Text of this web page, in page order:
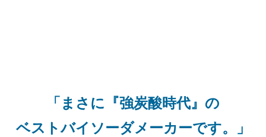
「まさに『強炭酸時代』の
ベストバイソーダメーカーです。」